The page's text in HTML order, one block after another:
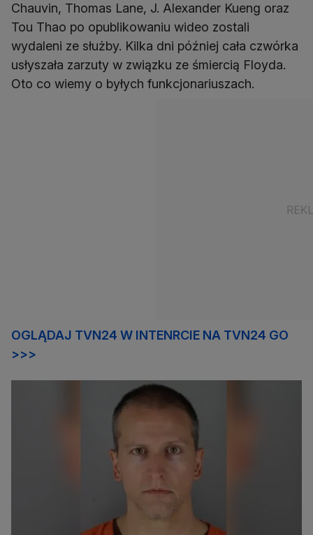
Chauvin, Thomas Lane, J. Alexander Kueng oraz
Tou Thao po opublikowaniu wideo zostali
wydaleni ze służby. Kilka dni później cała czwórka
usłyszała zarzuty w związku ze śmiercią Floyda.
Oto co wiemy o byłych funkcjonariuszach.
OGLĄDAJ TVN24 W INTENRCIE NA TVN24 GO
>>>